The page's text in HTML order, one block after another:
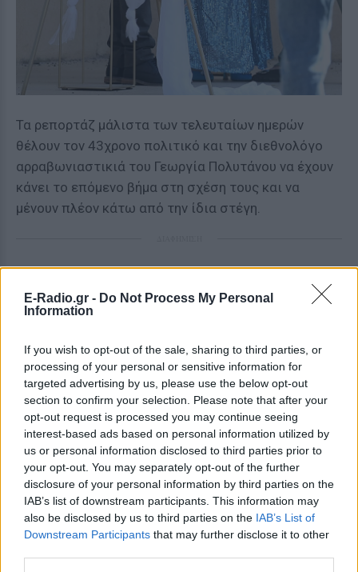
E-Radio.gr - Do Not Process My Personal
Information
If you wish to opt-out of the sale, sharing to third parties, or
processing of your personal or sensitive information for
targeted advertising by us, please use the below opt-out
section to confirm your selection. Please note that after your
opt-out request is processed you may continue seeing
interest-based ads based on personal information utilized by
us or personal information disclosed to third parties prior to
your opt-out. You may separately opt-out of the further
disclosure of your personal information by third parties on the
IAB’s list of downstream participants. This information may
also be disclosed by us to third parties on the IAB’s List of
Downstream Participants that may further disclose it to other
Τα ρεπορτάζ μάλιστα των τελευταίων ημερών
θέλουν τον 43χρονο πολιτικό και την διεθνολόγο
αρραβωνιαστικιά του Γεωργία Πολυτάνου να έχουν
κάνει το επόμενο βήμα στη σχέση τους και να
μένουν πλέον κάτω από την ίδια στέγη.